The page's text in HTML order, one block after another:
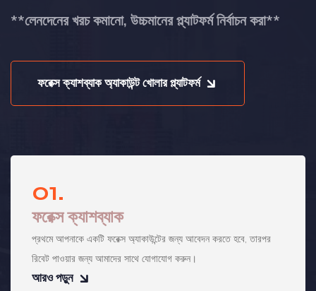
**লেনদেনের খরচ কমানো, উচ্চমানের প্ল্যাটফর্ম নির্বাচন করা**
ফরেক্স ক্যাশব্যাক অ্যাকাউন্ট খোলার প্ল্যাটফর্ম
01.
ফরেক্স ক্যাশব্যাক
প্রথমে আপনাকে একটি ফরেক্স অ্যাকাউন্টের জন্য আবেদন করতে হবে, তারপর
রিবেট পাওয়ার জন্য আমাদের সাথে যোগাযোগ করুন।
আরও পড়ুন